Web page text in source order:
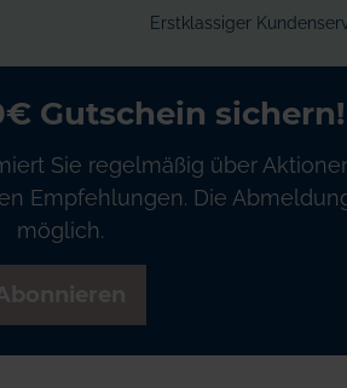
Erstklassiger
Gutschein sichern!
Sie regelmäßig über
Empfehlungen. Die
möglich.